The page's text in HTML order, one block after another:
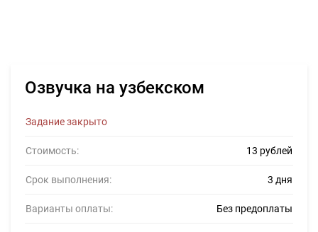
Озвучка на узбекском
Задание закрыто
Стоимость: 13 рублей
Срок выполнения: 3 дня
Варианты оплаты: Без предоплаты